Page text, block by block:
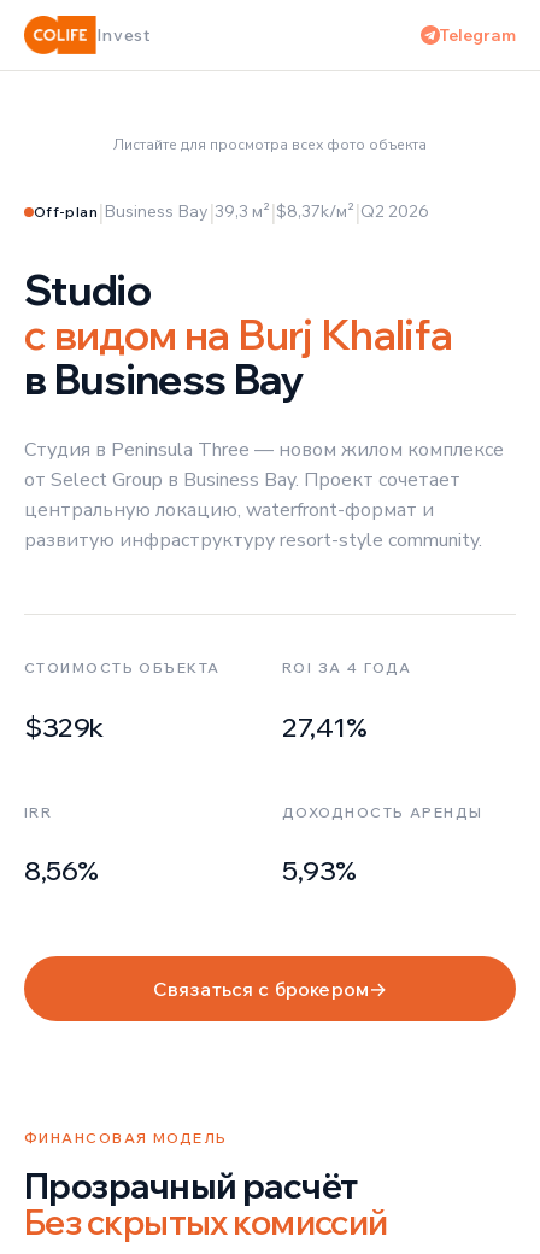
Invest Telegram
Off-plan | Business Bay|39,3 м²|$8,37k/м²|Q2 2026
Studio
с видом на Burj Khalifa
в Business Bay
Студия в Peninsula Three — новом жилом комплексе
от Select Group в Business Bay. Проект сочетает
центральную локацию, waterfront-формат и
развитую инфраструктуру resort-style community.
СТОИМОСТЬ ОБЪЕКТА
$329k
ROI ЗА 4 ГОДА
27,41%
IRR
8,56%
ДОХОДНОСТЬ АРЕНДЫ
5,93%
Связаться с брокером→
✦НОВЫЙ КОМПЛЕКС
ВИД НА BURJ KHALIFA И КАНАЛ
Листайте для просмотра всех фото объекта
ФИНАНСОВАЯ МОДЕЛЬ
Прозрачный расчёт
Без скрытых комиссий